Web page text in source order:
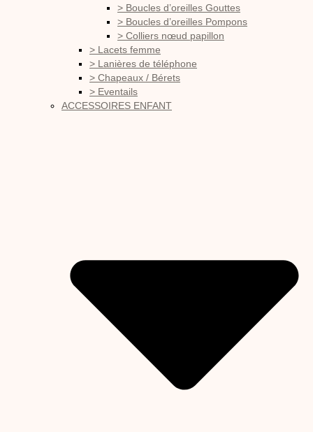
> Boucles d’oreilles Gouttes
> Boucles d’oreilles Pompons
> Colliers nœud papillon
> Lacets femme
> Lanières de téléphone
> Chapeaux / Bérets
> Eventails
ACCESSOIRES ENFANT